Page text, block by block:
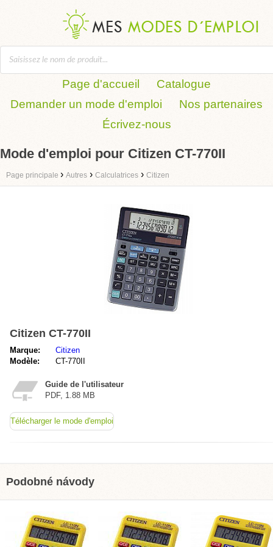
Page d'accueil
Catalogue
Demander un mode d'emploi
Nos partenaires
Écrivez-nous
Mode d'emploi pour Citizen CT-770II
Page principale › Autres › Calculatrices › Citizen
Citizen CT-770II
Marque:
Citizen
Modèle:
CT-770II
Guide de l'utilisateur
PDF, 1.88 MB
Télécharger le mode d'emploi
Podobné návody